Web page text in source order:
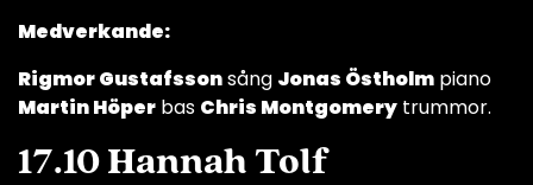
Medverkande:
Rigmor Gustafssonsång Jonas Östholm piano
Martin Höper bas Chris Montgomery trummor.
17.10 Hannah Tolf